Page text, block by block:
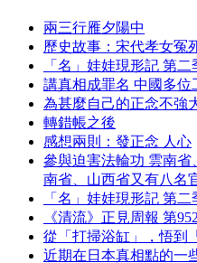
兩三行雁夕陽中
歷史故事：宋代孝女冤
「名」娃娃現形記 第二
講真相成罪名 中國多位
為甚麼自己的正念不強
轉錯帳之後
感想兩則：發正念 人心
參與迫害法輪功 雲南省
南省、山西省又有八名
「名」娃娃現形記 第二
《清流》正見周報 第
從「打掃浴缸」，悟到
近期在日本真相點的一